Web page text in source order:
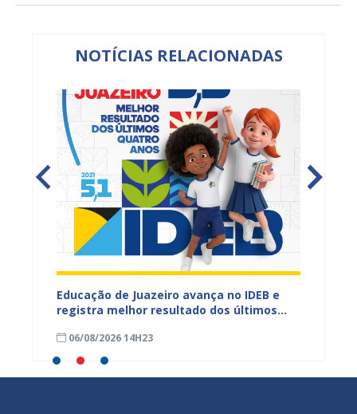
NOTÍCIAS RELACIONADAS
Educação de Juazeiro avança no IDEB e
registra melhor resultado dos últimos
06/08/2026 14H23